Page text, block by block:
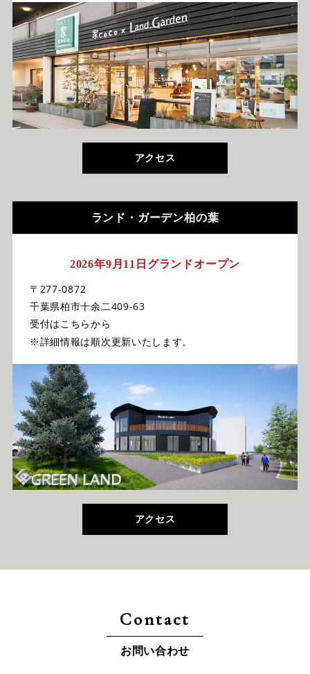
アクセス
ランド・ガーデン柏の葉
2026年9月11日グランドオープン
〒277-0872
千葉県柏市十余二409-63
受付はこちらから
※詳細情報は順次更新いたします。
アクセス
Contact
お問い合わせ